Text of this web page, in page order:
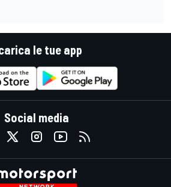
le tue app
Social media